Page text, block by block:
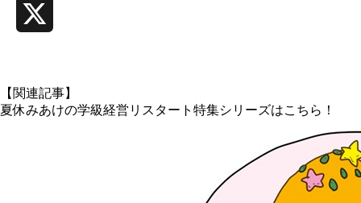
【関連記事】
夏休みあけの学級経営リスタート特集シリーズはこちら！